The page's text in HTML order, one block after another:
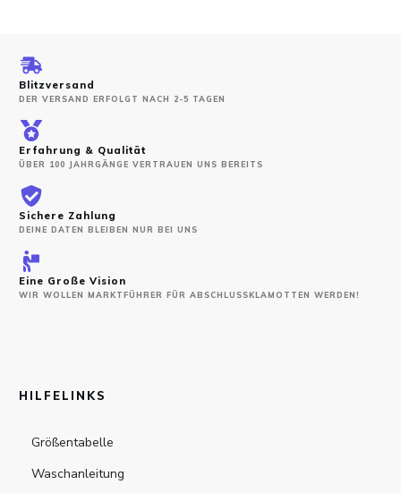
Blitzversand
DER VERSAND ERFOLGT NACH 2-5 TAGEN
Erfahrung & Qualität
ÜBER 100 JAHRGÄNGE VERTRAUEN UNS BEREITS
Sichere Zahlung
DEINE DATEN BLEIBEN NUR BEI UNS
Eine Große Vision
WIR WOLLEN MARKTFÜHRER FÜR ABSCHLUSSKLAMOTTEN WERDEN!
HILFELINKS
Größentabelle
Waschanleitung